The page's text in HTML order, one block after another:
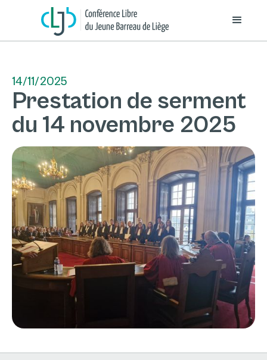
14/11/2025
Prestation de serment
du 14 novembre 2025